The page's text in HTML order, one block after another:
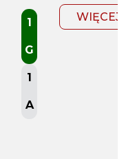
1
G
1
A
WIĘCEJ